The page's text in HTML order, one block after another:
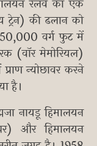
रेलवे का एक
ट्रेन) की ढलान को
वर्ग फुट में
(वॉर मेमोरियल)
न्योछावर करने
है।
नायडू हिमालयन
और हिमालयन